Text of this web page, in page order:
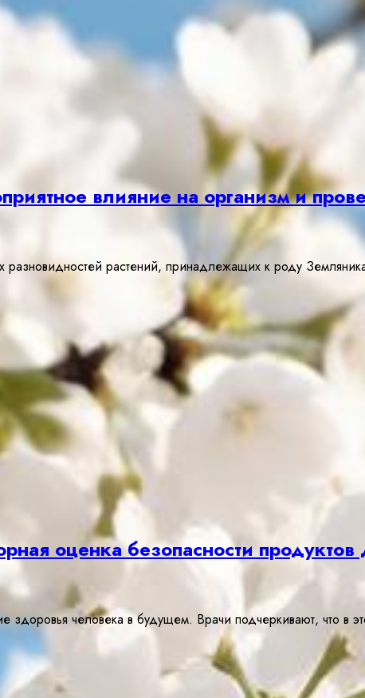
влияние на организм и
растений, принадлежащих к роду
оценка безопасности продуктов
здоровья человека в будущем. Врачи подчеркивают, что в